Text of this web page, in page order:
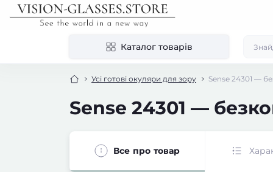
Каталог товарів
Усі готові окуляри для зору Sense 24301 —
Sense 24301 —
Все про товар